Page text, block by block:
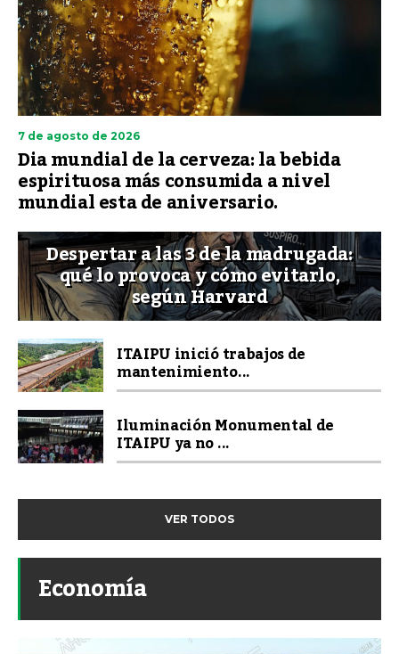
7 de agosto de 2026
Dia mundial de la cerveza: la bebida
espirituosa más consumida a nivel
mundial esta de aniversario.
Despertar a las 3 de la madrugada:
qué lo provoca y cómo evitarlo,
según Harvard
ITAIPU inició trabajos de
mantenimiento...
Iluminación Monumental de
ITAIPU ya no ...
VER TODOS
Economía